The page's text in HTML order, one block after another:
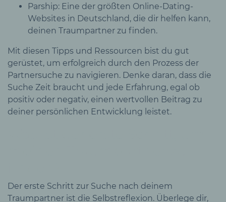
Parship: Eine der größten Online-Dating-
Websites in Deutschland, die dir helfen kann,
deinen Traumpartner zu finden.
Mit diesen Tipps und Ressourcen bist du gut
gerüstet, um erfolgreich durch den Prozess der
Partnersuche zu navigieren. Denke daran, dass die
Suche Zeit braucht und jede Erfahrung, egal ob
positiv oder negativ, einen wertvollen Beitrag zu
deiner persönlichen Entwicklung leistet.
Der erste Schritt zur Suche nach deinem
Traumpartner ist die Selbstreflexion. Überlege dir,